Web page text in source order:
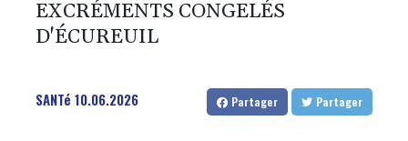
EXCRÉMENTS CONGELÉS
D'ÉCUREUIL
SANTé 10.06.2026 Partager Partager